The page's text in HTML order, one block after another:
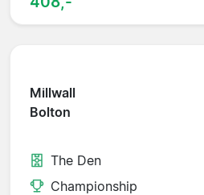
Millwall
Bolton
The Den
Championship